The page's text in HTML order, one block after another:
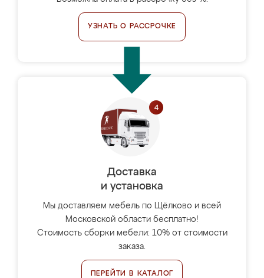
УЗНАТЬ О РАССРОЧКЕ
Доставка
и установка
Мы доставляем мебель по Щёлково и всей
Московской области бесплатно!
Стоимость сборки мебели: 10% от стоимости
заказа.
ПЕРЕЙТИ В КАТАЛОГ